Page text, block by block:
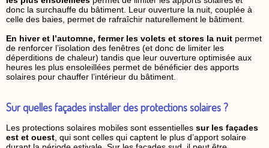
donc la surchauffe du bâtiment. Leur ouverture la nuit, couplée à
celle des baies, permet de rafraîchir naturellement le bâtiment.
En hiver et l’automne, fermer les volets et stores la nuit permet
de renforcer l’isolation des fenêtres (et donc de limiter les
déperditions de chaleur) tandis que leur ouverture optimisée aux
heures les plus ensoleillées permet de bénéficier des apports
solaires pour chauffer l’intérieur du bâtiment.
Sur quelles façades installer des protections solaires ?
Les protections solaires mobiles sont essentielles sur les façades
est et ouest , qui sont celles qui captent le plus d’apport solaire